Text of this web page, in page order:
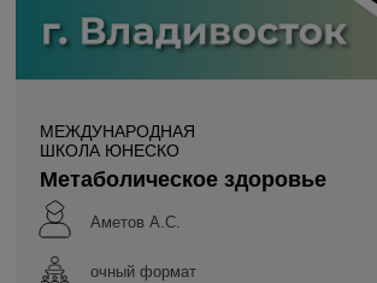
МЕЖДУНАРОДНАЯ
ШКОЛА ЮНЕСКО
Метаболическое здоровье
Аметов А.С.
очный формат